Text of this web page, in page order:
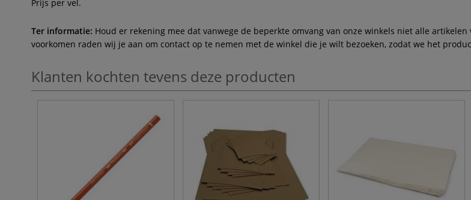
Prijs per vel.
Ter informatie: Houd er rekening mee dat vanwege de beperkte omvang van onze winkels niet alle
voorkomen raden wij je aan om contact op te nemen met de winkel die je wilt bezoeken, zodat we het
Klanten kochten tevens deze producten